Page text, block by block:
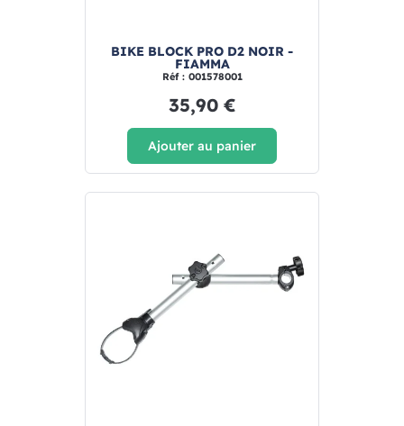
BIKE BLOCK PRO D2 NOIR -
FIAMMA
Réf : 001578001
35,90 €
Ajouter au panier